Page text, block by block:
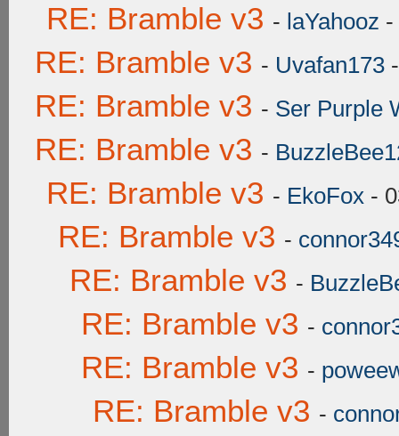
RE: Bramble v3 - laYahooz -
RE: Bramble v3 - Uvafan173
RE: Bramble v3 - Ser Purple
RE: Bramble v3 -
RE: Bramble v3 - EkoFox -
RE: Bramble v3 -
RE: Bramble v3 -
RE: Bramble v3 -
RE: Bramble v3 -
RE: Bramble v3 -